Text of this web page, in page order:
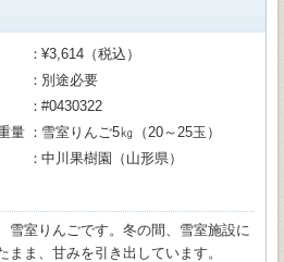
¥3,614（税込）
別途必要
#0430322
量
雪室りんご5㎏（20～25玉）
中川果樹園（山形県）
雪室りんごです。冬の間、雪室施設に
ま、甘みを引き出しています。